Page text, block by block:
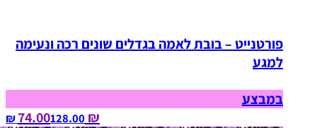
פורטנייט – בובת לאמה בגדלים שונים רכה ונעימה
למגע
במבצע
₪ 74.00
128.00‏ ₪